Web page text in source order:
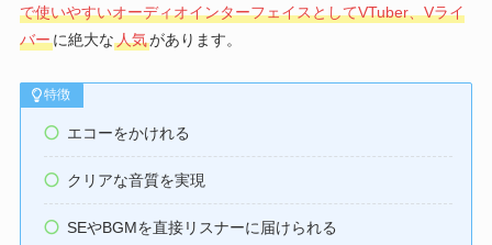
で使いやすいオーディオインターフェイスとしてVTuber、Vライ
バーに絶大な人気があります。
特徴
エコーをかけれる
クリアな音質を実現
SEやBGMを直接リスナーに届けられる